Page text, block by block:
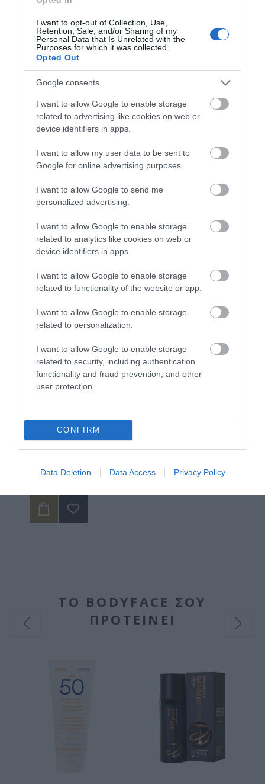
I want to opt-out of Collection, Use,
Retention, Sale, and/or Sharing of my
Personal Data that Is Unrelated with the
Purposes for which it was collected.
Opted Out
Google consents
I want to allow Google to enable storage
related to advertising like cookies on web or
device identifiers in apps.
I want to allow my user data to be sent to
Google for online advertising purposes.
I want to allow Google to send me
personalized advertising.
I want to allow Google to enable storage
related to analytics like cookies on web or
device identifiers in apps.
I want to allow Google to enable storage
related to functionality of the website or app.
I want to allow Google to enable storage
related to personalization.
I want to allow Google to enable storage
related to security, including authentication
functionality and fraud prevention, and other
user protection.
CONFIRM
Data Deletion Data Access Privacy Policy
ΣΥΝΙΣΤΩΜΕΝΗ ΔΟΣΟΛΟΓΙΑ:
10ml ημερησίως , ανεξαρτήτως γεύματος
Σε περιόδους έξαρσης, μπορεί να διπλασιαστεί η ημερήσια δόση.
ΠΡΟΔΙΑΓΡΑΦΈΣ ΠΡΟΪΌΝΤΩΝ
Συμπληρώματα Διατροφής Σιρόπια
ΣΧΕΤΙΚΆ ΠΡΟΪΌΝΤΑ
Vencil Complex 30 Caps Πολυβιταμινούχο
Συμπλήρωμα Διατροφής
17,90 €
ΤΟ BODYFACE ΣΟΥ
ΠΡΟΤΕΙΝΕΙ